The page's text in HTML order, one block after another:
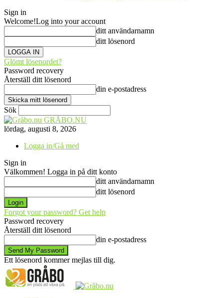
Sign in
Welcome!Log into your account
ditt användarnamn
ditt lösenord
Glömt lösenordet?
Password recovery
Återställ ditt lösenord
din e-postadress
Sök
GRÅBO.NU
lördag, augusti 8, 2026
Logga in/Gå med
Sign in
Välkommen! Logga in på ditt konto
ditt användarnamn
ditt lösenord
Forgot your password? Get help
Password recovery
Återställ ditt lösenord
din e-postadress
Ett lösenord kommer mejlas till dig.